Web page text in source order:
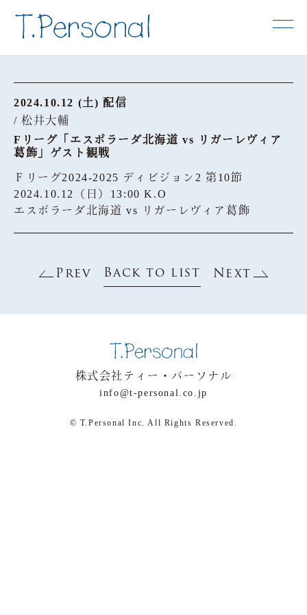
2024.10.12 (土) 配信
/ 松井大輔
Fリーグ「エスポラーダ北海道 vs リガーレヴィア
葛飾」ゲスト観戦
Ｆリーグ2024-2025 ディビジョン2 第10節
2024.10.12（日）13:00 K.O
エスポラーダ北海道 vs リガーレヴィア葛飾
Prev Back to list Next
株式会社ティー・パーソナル
info@t-personal.co.jp
© T.Personal Inc. All Rights Reserved.